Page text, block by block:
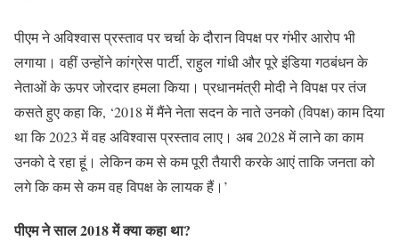
पीएम ने अविश्वास प्रस्ताव पर चर्चा के दौरान विपक्ष पर गंभीर आरोप भी
लगाया। वहीं उन्होंने कांग्रेस पार्टी, राहुल गांधी और पूरे इंडिया गठबंधन के
नेताओं के ऊपर जोरदार हमला किया। प्रधानमंत्री मोदी ने विपक्ष पर तंज
कसते हुए कहा कि, ‘2018 में मैंने नेता सदन के नाते उनको (विपक्ष) काम दिया
था कि 2023 में वह अविश्वास प्रस्ताव लाए। अब 2028 में लाने का काम
उनको दे रहा हूं। लेकिन कम से कम पूरी तैयारी करके आएं ताकि जनता को
लगे कि कम से कम वह विपक्ष के लायक हैं।’
पीएम ने साल 2018 में क्या कहा था?